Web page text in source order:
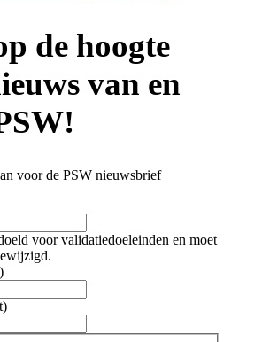
de hoogte
van en
voor de PSW nieuwsbrief
voor validatiedoeleinden en moet